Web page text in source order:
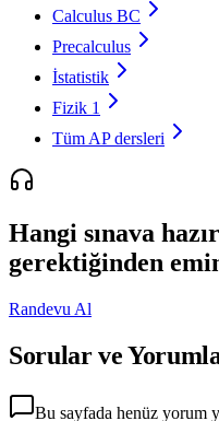
Calculus BC
Precalculus
İstatistik
Fizik 1
Tüm AP dersleri
Hangi sınava
gerektiğinden
Randevu Al
Sorular ve
Bu sayfada henüz yorum